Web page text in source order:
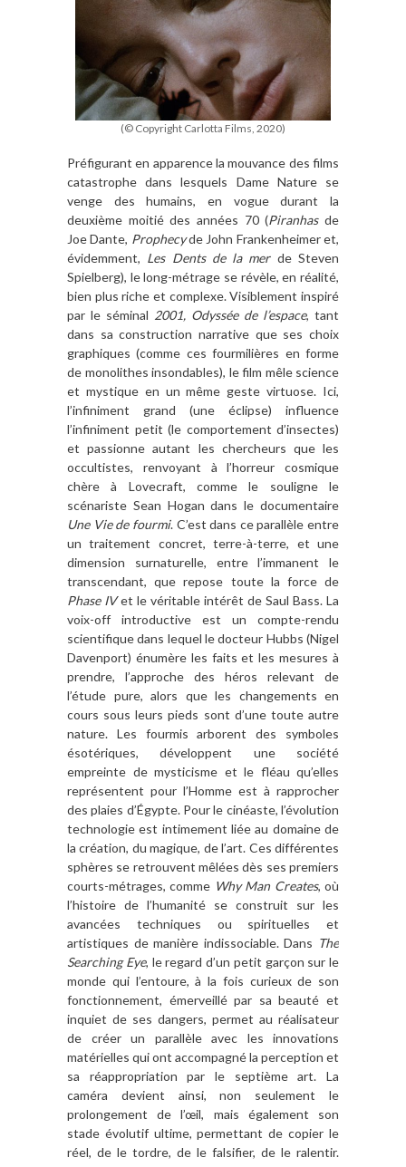
(© Copyright Carlotta Films, 2020)
Préfigurant en apparence la mouvance des films
catastrophe dans lesquels Dame Nature se
venge des humains, en vogue durant la
deuxième moitié des années 70 (Piranhasde
Joe Dante, Prophecyde John Frankenheimer et,
évidemment, Les Dents de la merde Steven
Spielberg), le long-métrage se révèle, en réalité,
bien plus riche et complexe. Visiblement inspiré
par le séminal 2001, Odyssée de l’espace, tant
dans sa construction narrative que ses choix
graphiques (comme ces fourmilières en forme
de monolithes insondables), le film mêle science
et mystique en un même geste virtuose. Ici,
l’infiniment grand (une éclipse) influence
l’infiniment petit (le comportement d’insectes)
et passionne autant les chercheurs que les
occultistes, renvoyant à l’horreur cosmique
chère à Lovecraft, comme le souligne le
scénariste Sean Hogan dans le documentaire
Une Vie de fourmi. C’est dans ce parallèle entre
un traitement concret, terre-à-terre, et une
dimension surnaturelle, entre l’immanent le
transcendant, que repose toute la force de
Phase IVet le véritable intérêt de Saul Bass. La
voix-off introductive est un compte-rendu
scientifique dans lequel le docteur Hubbs (Nigel
Davenport) énumère les faits et les mesures à
prendre, l’approche des héros relevant de
l’étude pure, alors que les changements en
cours sous leurs pieds sont d’une toute autre
nature. Les fourmis arborent des symboles
ésotériques, développent une société
empreinte de mysticisme et le fléau qu’elles
représentent pour l’Homme est à rapprocher
des plaies d’Égypte. Pour le cinéaste, l’évolution
technologie est intimement liée au domaine de
la création, du magique, de l’art. Ces différentes
sphères se retrouvent mêlées dès ses premiers
courts-métrages, comme Why Man Creates, où
l’histoire de l’humanité se construit sur les
avancées techniques ou spirituelles et
artistiques de manière indissociable. Dans The
Searching Eye, le regard d’un petit garçon sur le
monde qui l’entoure, à la fois curieux de son
fonctionnement, émerveillé par sa beauté et
inquiet de ses dangers, permet au réalisateur
de créer un parallèle avec les innovations
matérielles qui ont accompagné la perception et
sa réappropriation par le septième art. La
caméra devient ainsi, non seulement le
prolongement de l’œil, mais également son
stade évolutif ultime, permettant de copier le
réel, de le tordre, de le falsifier, de le ralentir.